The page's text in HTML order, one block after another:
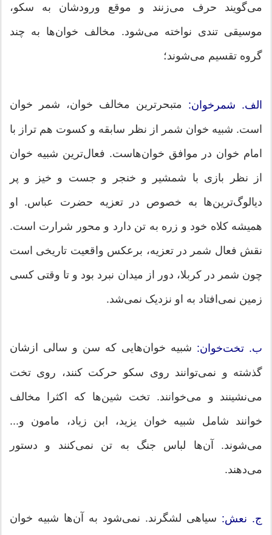
می‌گویند حرف می‌زنند و موقع ورودشان به سکو،
موسیقی تندی نواخته می‌شود. مخالف خوان‌ها به چند
گروه تقسیم می‌شوند؛
الف. شمرخوان: متبحرترین مخالف خوان، شمر خوان
است. شبیه خوان شمر از نظر سابقه و کسوت هم تراز با
امام خوان در موافق خوان‌هاست. فعال‌ترین شبیه خوان
از نظر بازی با شمشیر و خنجر و جست و خیز و پر
دیالوگ‌ترین‌ها به خصوص در تعزیه حضرت عباس. او
همیشه کلاه خود و زره به تن دارد و محور شرارت است.
نقش فعال شمر در تعزیه، برعکس واقعیت تاریخی است
چون شمر در کربلا، دور از میدان نبرد بود و تا وقتی کسی
زمین نمی‌افتاد به او نزدیک نمی‌شد.
ب. تخت‌خوان: شبیه خوان‌هایی که سن و سالی ازشان
گذشته و نمی‌توانند روی سکو حرکت کنند، روی تخت
می‌نشینند و می‌خوانند. تخت ‌شین‌ها که اکثرا مخالف
خوانند شامل شبیه خوان یزید، ابن زیاد، مامون و...‌
می‌شوند. آن‌ها لباس جنگ به تن نمی‌کنند و دستور
می‌دهند.
ج. نعش: سیاهی لشگرند. نمی‌شود به آن‌ها شبیه خوان